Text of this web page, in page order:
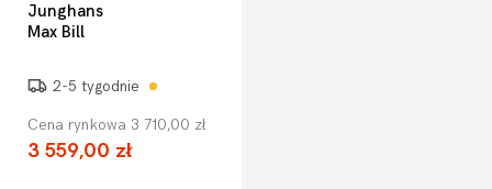
Junghans
Max Bill
2-5 tygodnie
Cena rynkowa 3 710,00 zł
3 559,00 zł